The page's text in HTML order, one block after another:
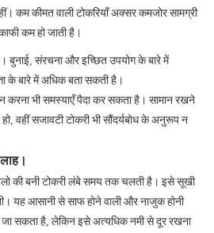
कम कीमत वाली टोकरियाँ अक्सर कमजोर सामग्री
कम हो जाती है।
बुनाई, संरचना और इच्छित उपयोग के बारे में
के बारे में अधिक बता सकती है।
करना भी समस्याएँ पैदा कर सकता है। सामान रखने
वहीं सजावटी टोकरी भी सौंदर्यबोध के अनुरूप न
की बनी टोकरी लंबे समय तक चलती है। इसे सूखी
यह आसानी से साफ होने वाली और नाजुक होनी
सकता है, लेकिन इसे अत्यधिक नमी से दूर रखना